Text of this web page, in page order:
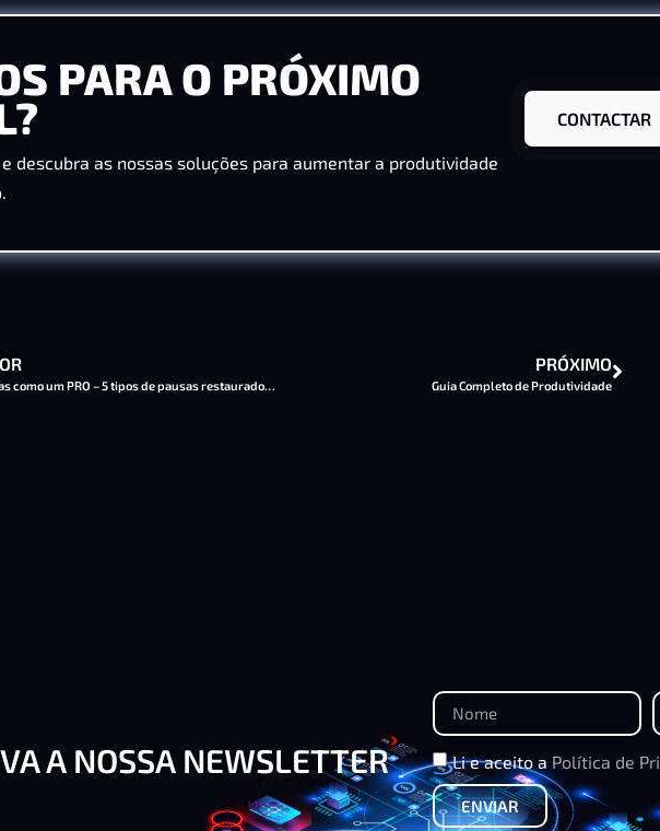
PARA O PRÓXIMO
descubra as nossas soluções para aumentar a produtividade
CONTACTAR
Faça pausas como um PRO – 5 tipos de pausas restauradoras
PRÓXIMO
Guia Completo de Produtividade
A NOSSA NEWSLETTER Li e aceito a Política de
ENVIAR